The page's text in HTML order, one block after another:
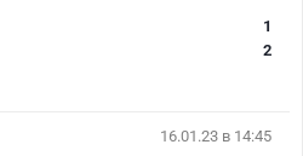
1
2
16.01.23 в 14:45